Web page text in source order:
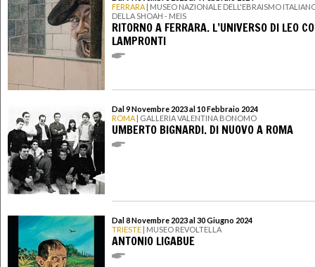
FERRARA | MUSEO NAZIONALE DELL'EBRAISMO
DELLA SHOAH - MEIS
RITORNO A FERRARA. L’UNIVERSO DI LEO
LAMPRONTI
Dal 9 Novembre 2023 al 10 Febbraio 2024
ROMA | GALLERIA VALENTINA BONOMO
UMBERTO BIGNARDI. DI NUOVO A ROMA
Dal 8 Novembre 2023 al 30 Giugno 2024
TRIESTE | MUSEO REVOLTELLA
ANTONIO LIGABUE